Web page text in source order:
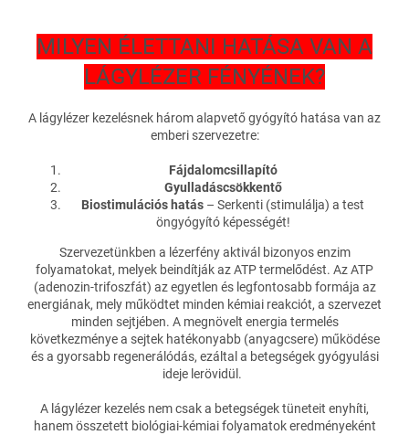
MILYEN ÉLETTANI HATÁSA VAN A
LÁGYLÉZER FÉNYÉNEK?
A lágylézer kezelésnek három alapvető gyógyító hatása van az
emberi szervezetre:
Fájdalomcsillapító
Gyulladáscsökkentő
Biostimulációs hatás – Serkenti (stimulálja) a test
öngyógyító képességét!
Szervezetünkben a lézerfény aktivál bizonyos enzim
folyamatokat, melyek beindítják az ATP termelődést. Az ATP
(adenozin-trifoszfát) az egyetlen és legfontosabb formája az
energiának, mely működtet minden kémiai reakciót, a szervezet
minden sejtjében. A megnövelt energia termelés
következménye a sejtek hatékonyabb (anyagcsere) működése
és a gyorsabb regenerálódás, ezáltal a betegségek gyógyulási
ideje lerövidül.
A lágylézer kezelés nem csak a betegségek tüneteit enyhíti,
hanem összetett biológiai-kémiai folyamatok eredményeként